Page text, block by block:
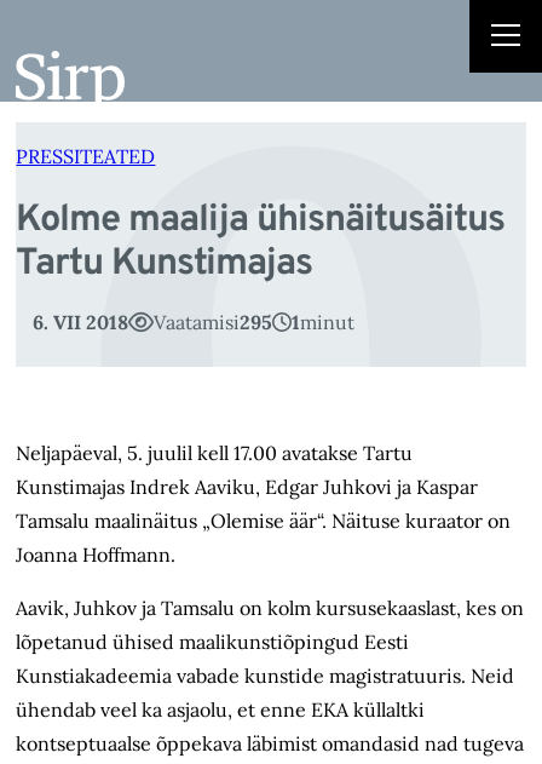
juurde
PRESSITEATED
Kolme maalija ühisnäitusäitus
Tartu Kunstimajas
6. VII 2018 Vaatamisi295 1minut
Neljapäeval, 5. juulil kell 17.00 avatakse Tartu
Kunstimajas Indrek Aaviku, Edgar Juhkovi ja Kaspar
Tamsalu maalinäitus „Olemise äär“. Näituse kuraator on
Joanna Hoffmann.
Aavik, Juhkov ja Tamsalu on kolm kursusekaaslast, kes on
lõpetanud ühised maalikunstiõpingud Eesti
Kunstiakadeemia vabade kunstide magistratuuris. Neid
ühendab veel ka asjaolu, et enne EKA küllaltki
kontseptuaalse õppekava läbimist omandasid nad tugeva